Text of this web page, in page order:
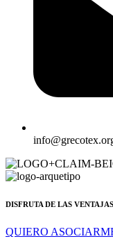
DISFRUTA DE LAS
QUIERO